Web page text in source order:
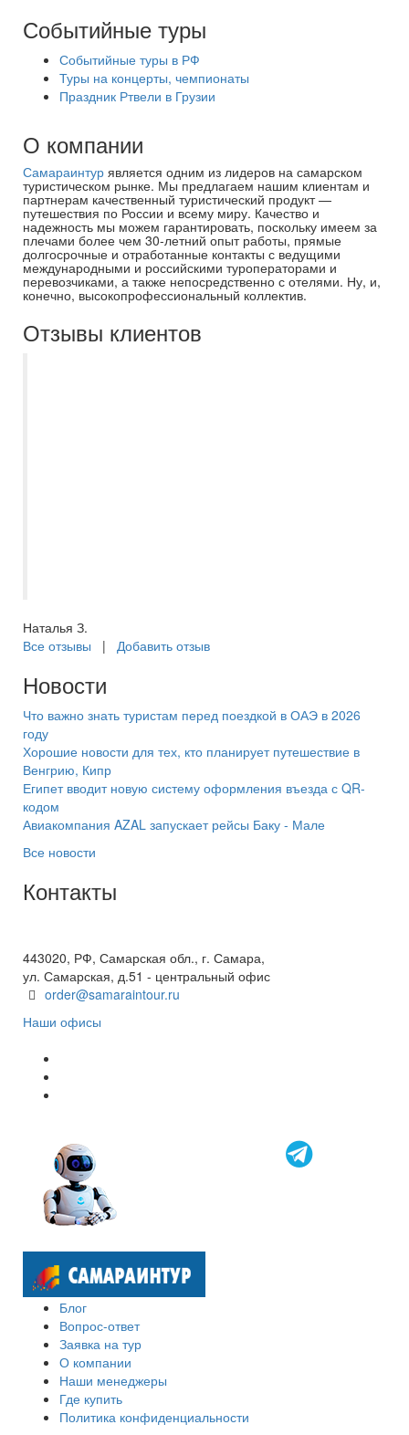
Событийные туры
Событийные туры в РФ
Туры на концерты, чемпионаты
Праздник Ртвели в Грузии
О компании
Самараинтур является одним из лидеров на самарском
туристическом рынке. Мы предлагаем нашим клиентам и
партнерам качественный туристический продукт —
путешествия по России и всему миру. Качество и
надежность мы можем гарантировать, поскольку имеем за
плечами более чем 30-летний опыт работы, прямые
долгосрочные и отработанные контакты с ведущими
международными и российскими туроператорами и
перевозчиками, а также непосредственно с отелями. Ну, и,
конечно, высокопрофессиональный коллектив.
Отзывы клиентов
Наталья З.
Все отзывы | Добавить отзыв
Новости
Что важно знать туристам перед поездкой в ОАЭ в 2026
году
Хорошие новости для тех, кто планирует путешествие в
Венгрию, Кипр
Египет вводит новую систему оформления въезда с QR-
кодом
Авиакомпания AZAL запускает рейсы Баку - Мале
Все новости
Контакты
443020, РФ, Самарская обл., г. Самара,
ул. Самарская, д.51 - центральный офис
order@samaraintour.ru
Наши офисы
Блог
Вопрос-ответ
Заявка на тур
О компании
Наши менеджеры
Где купить
Политика конфиденциальности